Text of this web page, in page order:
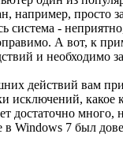
просто
-
А вот, к
и необходимо
действий вам
достаточно
7 был